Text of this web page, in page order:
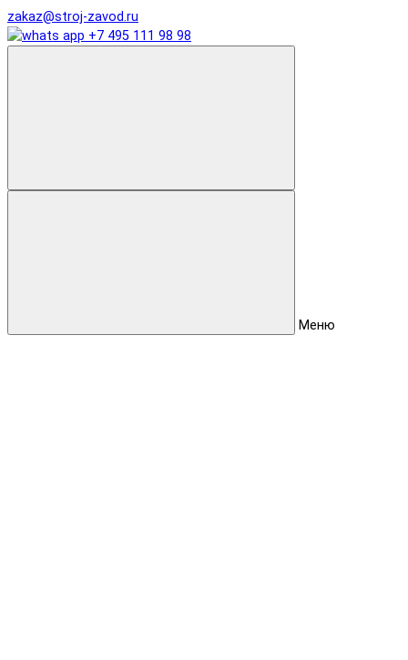
zakaz@stroj-zavod.ru
+7 495 111 98 98
Меню